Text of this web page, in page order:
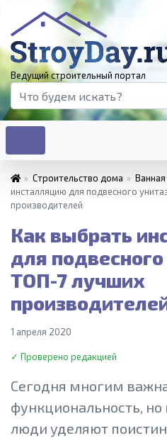
Ведущий строительный портал
» Строительство дома »
инсталляцию для подвесного
производителей
Как выбрать
для
ТОП-7 лучших
1 апреля 2020
✓ Проверено редакцией
Сегодня многим
функциональность, но
люди уделяют